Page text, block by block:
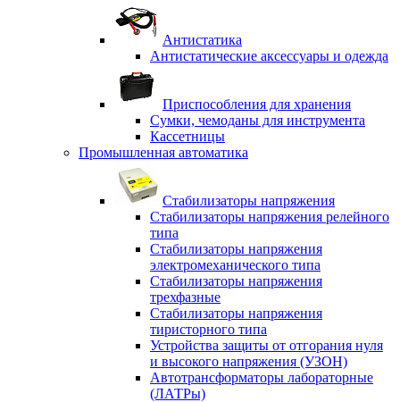
Антистатика
Антистатические аксессуары и одежда
Приспособления для хранения
Сумки, чемоданы для инструмента
Кассетницы
Промышленная автоматика
Стабилизаторы напряжения
Стабилизаторы напряжения релейного
типа
Стабилизаторы напряжения
электромеханического типа
Стабилизаторы напряжения
трехфазные
Стабилизаторы напряжения
тиристорного типа
Устройства защиты от отгорания нуля
и высокого напряжения (УЗОН)
Автотрансформаторы лабораторные
(ЛАТРы)